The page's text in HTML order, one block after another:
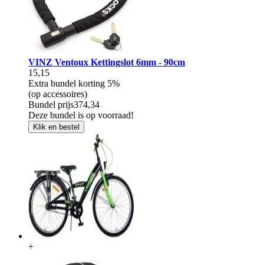
VINZ Ventoux Kettingslot 6mm - 90cm
15,15
Extra bundel korting 5%
(op accessoires)
Bundel prijs374,34
Deze bundel is op voorraad!
Klik en bestel
+